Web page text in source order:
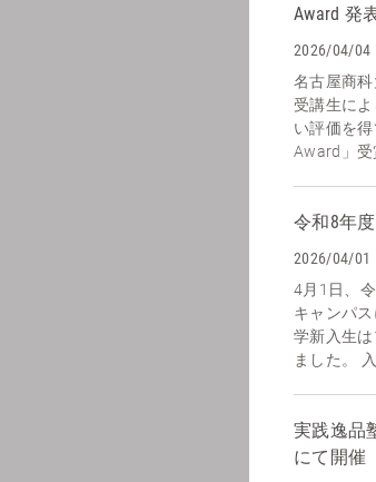
Award 発
2026/04/04
名古屋商
受講生に
い評価を
Award」受
令和8年
2026/04/01
4月1日、
キャンパ
学新入生
ました。
実践逸品
にて開催